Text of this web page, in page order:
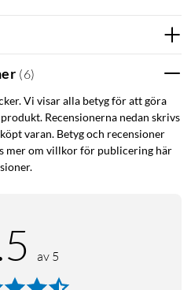
placerar du lampan fritt
Den laddas via USB-C och
räcker batteriet i
belysning upp till 12
ljuset på 3000 K skapar en
effekt.
(6)
Vi visar alla betyg för att göra
Recensionerna nedan skrivs
varan. Betyg och recensioner
mer om villkor för publicering här
av 5